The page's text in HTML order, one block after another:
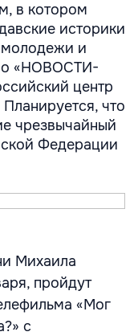
в котором
историки
молодежи и
«НОВОСТИ-
центр
что
чрезвычайный
Федерации
Михаила
пройдут
«Мог
с